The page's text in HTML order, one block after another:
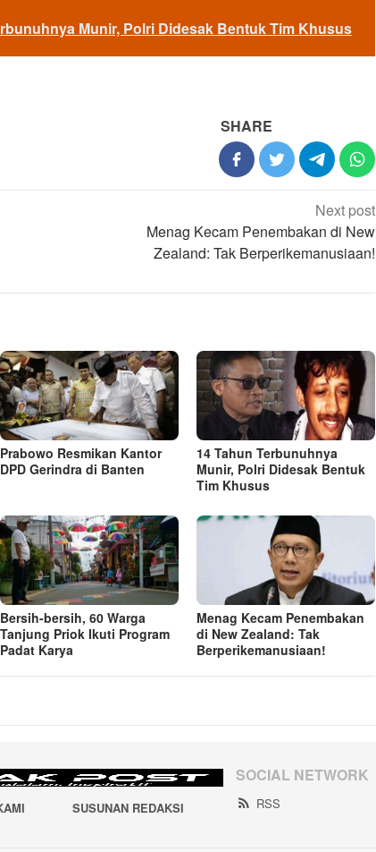
Munir, Polri Didesak Bentuk Tim Khusus
SHARE
Next post
Menag Kecam Penembakan di New
Zealand: Tak Berperikemanusiaan!
Prabowo Resmikan Kantor
DPD Gerindra di Banten
14 Tahun Terbunuhnya
Munir, Polri Didesak Bentuk
Tim Khusus
Bersih-bersih, 60 Warga
Tanjung Priok Ikuti Program
Padat Karya
Menag Kecam Penembakan
di New Zealand: Tak
Berperikemanusiaan!
SUSUNAN REDAKSI
SOCIAL NETWORK
RSS